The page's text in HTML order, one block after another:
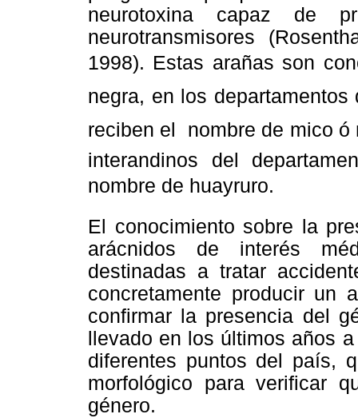
neurotoxina capaz de
neurotransmisores
1998). Estas arañas son
negra, en los
reciben el nombre de mico
interandinos del
nombre de huayruro.
El conocimiento sobre la
arácnidos de interés
destinadas a tratar
concretamente producir un
confirmar la presencia del
llevado en los últimos años
diferentes puntos del país,
morfológico para verificar
género.